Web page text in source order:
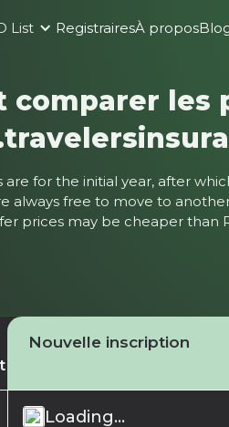
List RegistrairesÀ propos
comparer les
for the initial year, after
always free to move to
prices may be cheaper than
Nouvelle inscription
Loading...